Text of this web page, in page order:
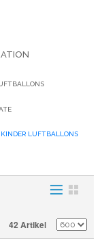
KINDER LUFTBALLONS
42 Artikel